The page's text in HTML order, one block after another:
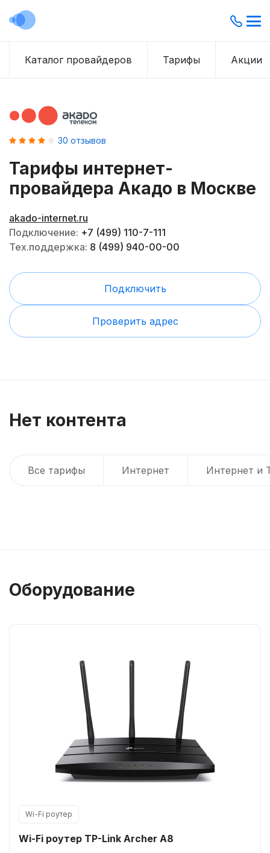
Каталог провайдеров Тарифы Акции
30 отзывов
Тарифы интернет-
провайдера Акадо в Москве
akado-internet.ru
Подключение: +7 (499) 110-7-111
Тех.поддержка: 8 (499) 940-00-00
Подключить
Проверить адрес
Нет контента
Все тарифы Интернет Интернет и
Оборудование
Wi-Fi роутер
Wi-Fi роутер TP-Link Archer A8